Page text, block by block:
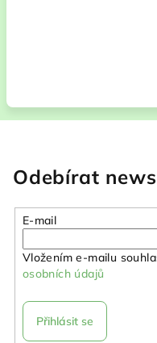
Odebírat
E-mail
Vložením e-mailu
osobních údajů
Přihlásit se